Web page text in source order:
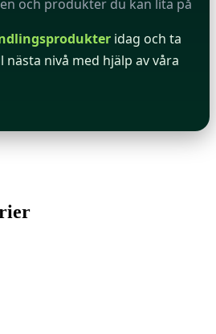
och produkter du kan lita på
idag och ta
nivå med hjälp av våra